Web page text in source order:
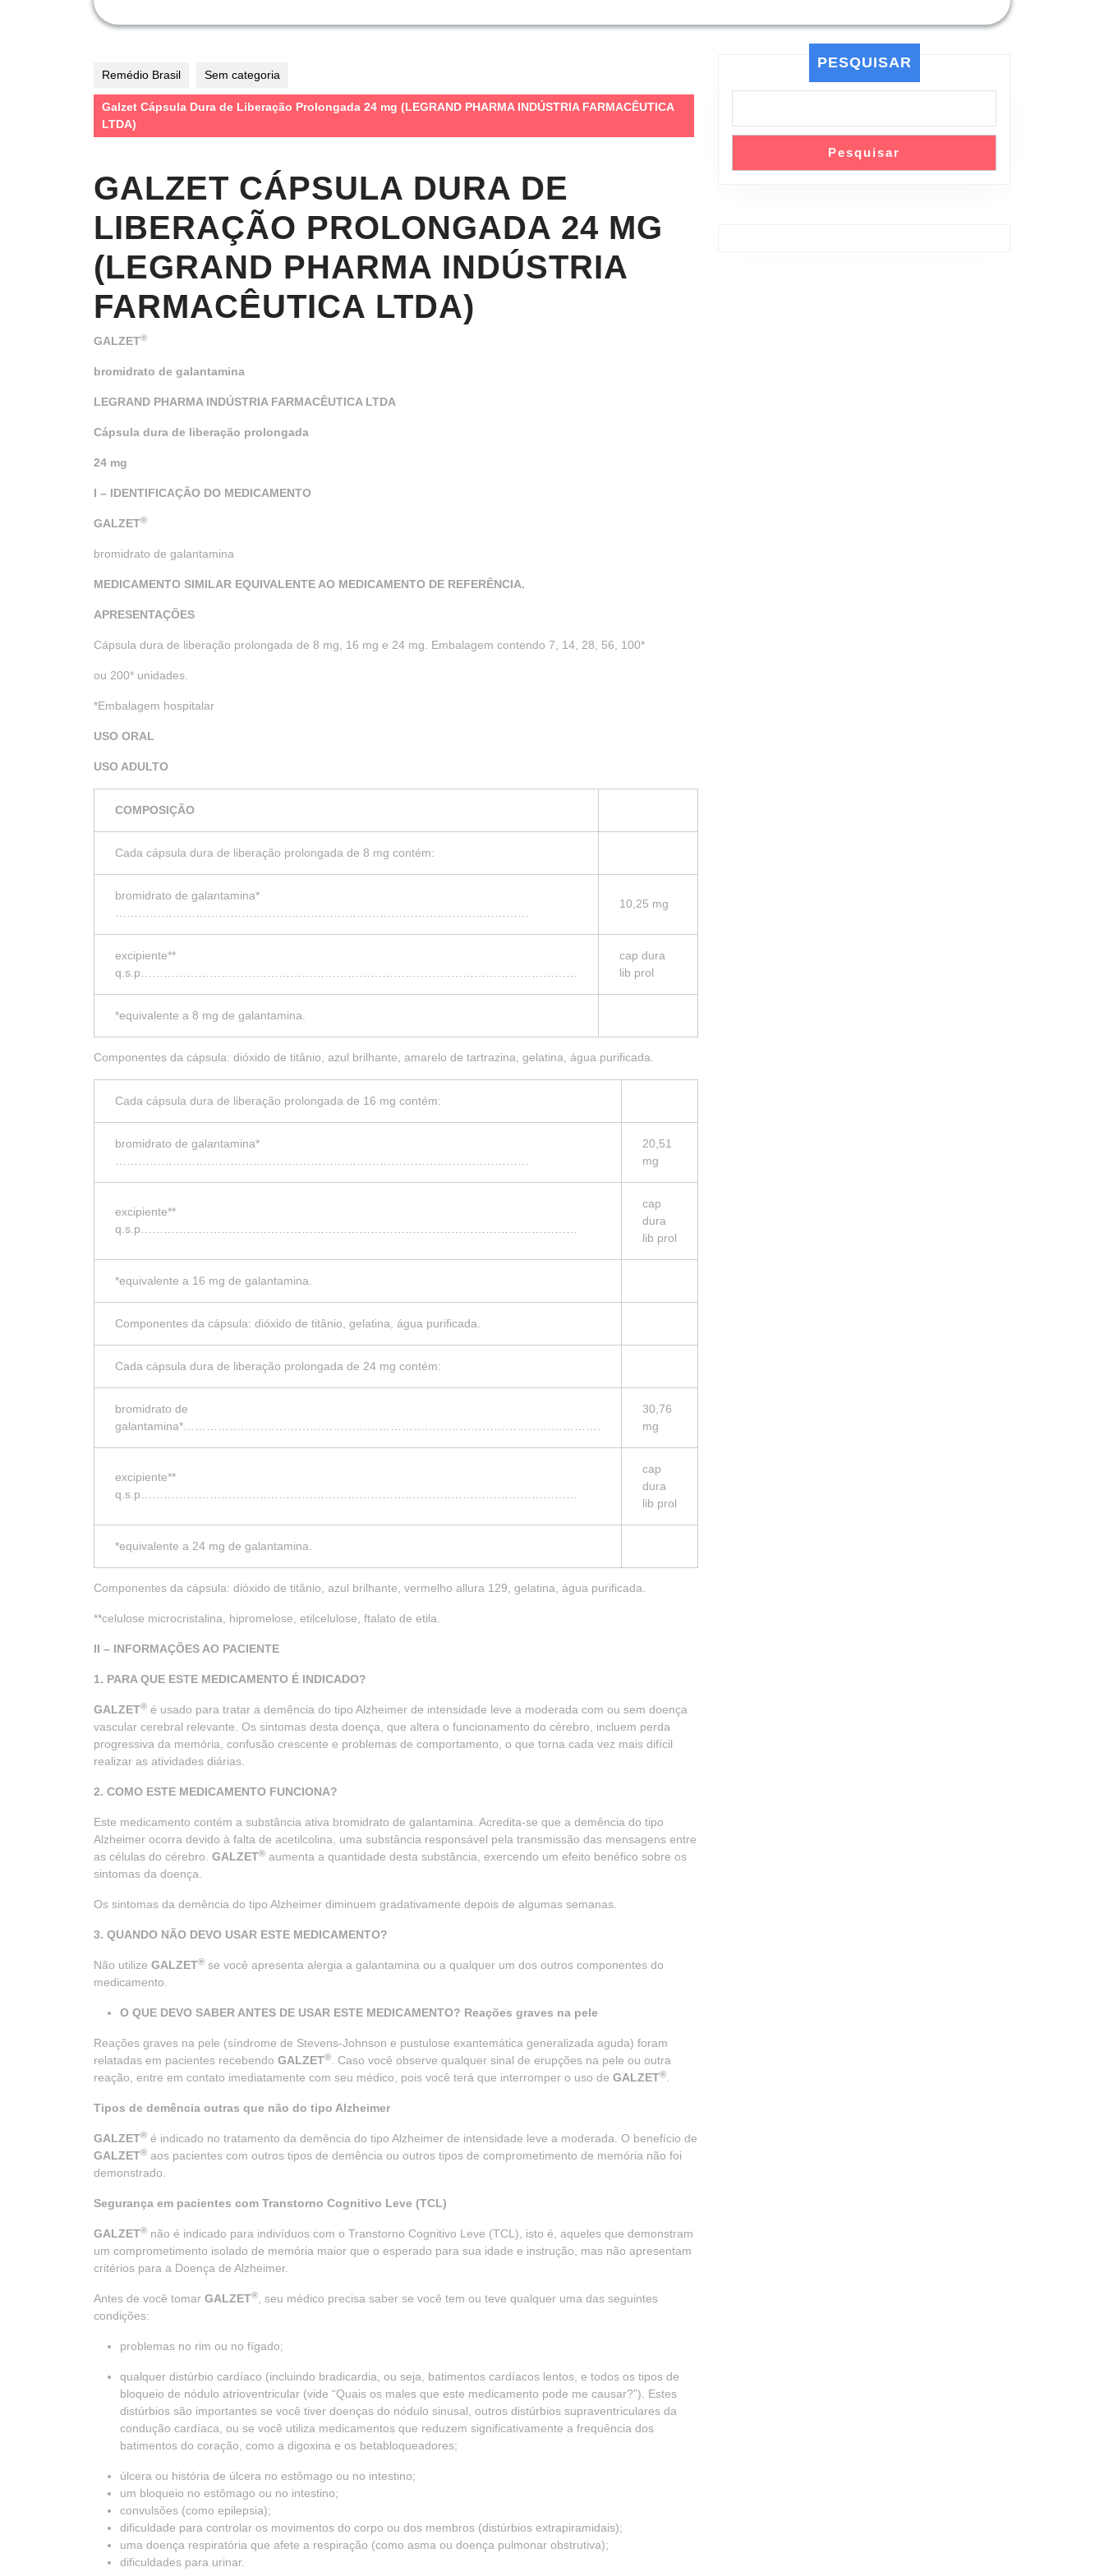
Remédio Brasil Sem categoria
Galzet Cápsula Dura de Liberação Prolongada 24 mg (LEGRAND PHARMA INDÚSTRIA FARMACÊUTICA
LTDA)
GALZET CÁPSULA DURA DE
LIBERAÇÃO PROLONGADA 24 MG
(LEGRAND PHARMA INDÚSTRIA
FARMACÊUTICA LTDA)
GALZET®
bromidrato de galantamina
LEGRAND PHARMA INDÚSTRIA FARMACÊUTICA LTDA
Cápsula dura de liberação prolongada
24 mg
I – IDENTIFICAÇÃO DO MEDICAMENTO
GALZET®
bromidrato de galantamina
MEDICAMENTO SIMILAR EQUIVALENTE AO MEDICAMENTO DE REFERÊNCIA.
APRESENTAÇÕES
Cápsula dura de liberação prolongada de 8 mg, 16 mg e 24 mg. Embalagem contendo 7, 14, 28, 56, 100*
ou 200* unidades.
*Embalagem hospitalar
USO ORAL
USO ADULTO
COMPOSIÇÃO
Cada cápsula dura de liberação prolongada de 8 mg contém:
bromidrato de galantamina*
10,25 mg
excipiente**
q.s.p……………………………………………………………………………………………………
cap dura
lib prol
*equivalente a 8 mg de galantamina.
Componentes da cápsula: dióxido de titânio, azul brilhante, amarelo de tartrazina, gelatina, água purificada.
Cada cápsula dura de liberação prolongada de 16 mg contém:
bromidrato de galantamina*
20,51
mg
excipiente**
q.s.p……………………………………………………………………………………………………
cap
dura
lib prol
*equivalente a 16 mg de galantamina.
Componentes da cápsula: dióxido de titânio, gelatina, água purificada.
Cada cápsula dura de liberação prolongada de 24 mg contém:
bromidrato de
galantamina*……………………………………………………………………………………………….
30,76
mg
excipiente**
q.s.p……………………………………………………………………………………………………
cap
dura
lib prol
*equivalente a 24 mg de galantamina.
Componentes da cápsula: dióxido de titânio, azul brilhante, vermelho allura 129, gelatina, água purificada.
**celulose microcristalina, hipromelose, etilcelulose, ftalato de etila.
II – INFORMAÇÕES AO PACIENTE
1. PARA QUE ESTE MEDICAMENTO É INDICADO?
GALZET® é usado para tratar a demência do tipo Alzheimer de intensidade leve a moderada com ou sem doença
vascular cerebral relevante. Os sintomas desta doença, que altera o funcionamento do cérebro, incluem perda
progressiva da memória, confusão crescente e problemas de comportamento, o que torna cada vez mais difícil
realizar as atividades diárias.
2. COMO ESTE MEDICAMENTO FUNCIONA?
Este medicamento contém a substância ativa bromidrato de galantamina. Acredita-se que a demência do tipo
Alzheimer ocorra devido à falta de acetilcolina, uma substância responsável pela transmissão das mensagens entre
as células do cérebro. GALZET® aumenta a quantidade desta substância, exercendo um efeito benéfico sobre os
sintomas da doença.
Os sintomas da demência do tipo Alzheimer diminuem gradativamente depois de algumas semanas.
3. QUANDO NÃO DEVO USAR ESTE MEDICAMENTO?
Não utilize GALZET® se você apresenta alergia a galantamina ou a qualquer um dos outros componentes do
medicamento.
O QUE DEVO SABER ANTES DE USAR ESTE MEDICAMENTO? Reações graves na pele
Reações graves na pele (síndrome de Stevens-Johnson e pustulose exantemática generalizada aguda) foram
relatadas em pacientes recebendo GALZET®
. Caso você observe qualquer sinal de erupções na pele ou outra
reação, entre em contato imediatamente com seu médico, pois você terá que interromper o uso de GALZET®
Tipos de demência outras que não do tipo Alzheimer
GALZET® é indicado no tratamento da demência do tipo Alzheimer de intensidade leve a moderada. O benefício de
GALZET® aos pacientes com outros tipos de demência ou outros tipos de comprometimento de memória não foi
demonstrado.
Segurança em pacientes com Transtorno Cognitivo Leve (TCL)
GALZET® não é indicado para indivíduos com o Transtorno Cognitivo Leve (TCL), isto é, aqueles que demonstram
um comprometimento isolado de memória maior que o esperado para sua idade e instrução, mas não apresentam
critérios para a Doença de Alzheimer.
Antes de você tomar GALZET®
, seu médico precisa saber se você tem ou teve qualquer uma das seguintes
condições:
problemas no rim ou no fígado;
qualquer distúrbio cardíaco (incluindo bradicardia, ou seja, batimentos cardíacos lentos, e todos os tipos de
bloqueio de nódulo atrioventricular (vide “Quais os males que este medicamento pode me causar?”). Estes
distúrbios são importantes se você tiver doenças do nódulo sinusal, outros distúrbios supraventriculares da
condução cardíaca, ou se você utiliza medicamentos que reduzem significativamente a frequência dos
batimentos do coração, como a digoxina e os betabloqueadores;
úlcera ou história de úlcera no estômago ou no intestino;
um bloqueio no estômago ou no intestino;
convulsões (como epilepsia);
dificuldade para controlar os movimentos do corpo ou dos membros (distúrbios extrapiramidais);
uma doença respiratória que afete a respiração (como asma ou doença pulmonar obstrutiva);
dificuldades para urinar.
PESQUISAR
Pesquisar